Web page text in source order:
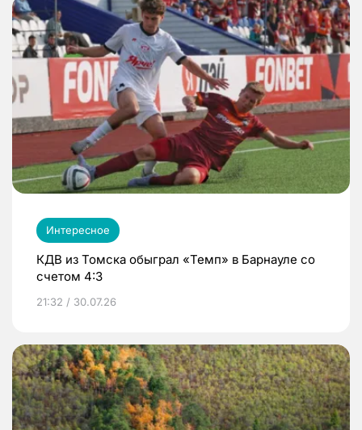
Интересное
КДВ из Томска обыграл «Темп» в Барнауле со
счетом 4:3
21:32 / 30.07.26